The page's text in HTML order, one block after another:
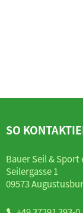
SO
Bauer Seil & Sport
Seilergasse 1
09573